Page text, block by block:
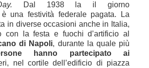
Dal 1938 la il giorno
è una festività federale pagata. La
in diverse occasioni anche in Italia,
con la festa e fuochi d’artificio al
di Napoli, durante la quale più
hanno partecipato ai
nel cortile dell’edificio di piazza